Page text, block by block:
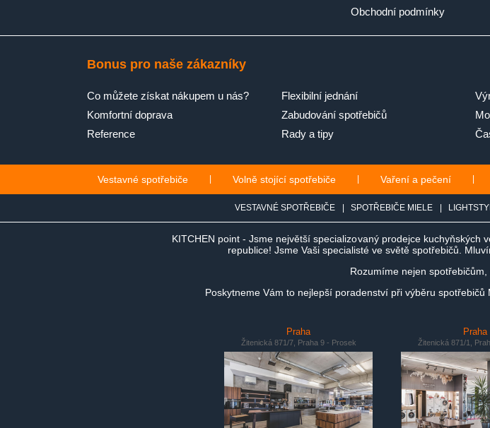
Obchodní podmínky
Bonus pro naše zákazníky
Co můžete získat nákupem u nás?
Komfortní doprava
Reference
Flexibilní jednání
Zabudování spotřebičů
Rady a tipy
Vestavné spotřebiče Volně stojící spotřebiče Vaření a pečení
VESTAVNÉ SPOTŘEBIČE SPOTŘEBIČE MIELE
KITCHEN point - Jsme největší specializovaný prodejce
republice! Jsme Vaši specialisté ve světě spotřebičů.
Rozumíme nejen
Poskytneme Vám to nejlepší poradenství při výběru
Praha
Žitenická 871/7, Praha 9 - Prosek
Praha
Žitenická 871/1,